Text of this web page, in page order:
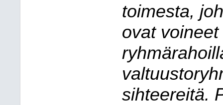
toimesta,
ovat
sihteereitä.